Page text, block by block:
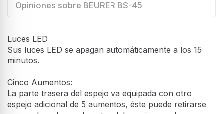
Opiniones sobre BEURER BS-45
Luces LED
Sus luces LED se apagan automáticamente a los 15
minutos.
Cinco Aumentos:
La parte trasera del espejo va equipada con otro
espejo adicional de 5 aumentos, éste puede retirarse